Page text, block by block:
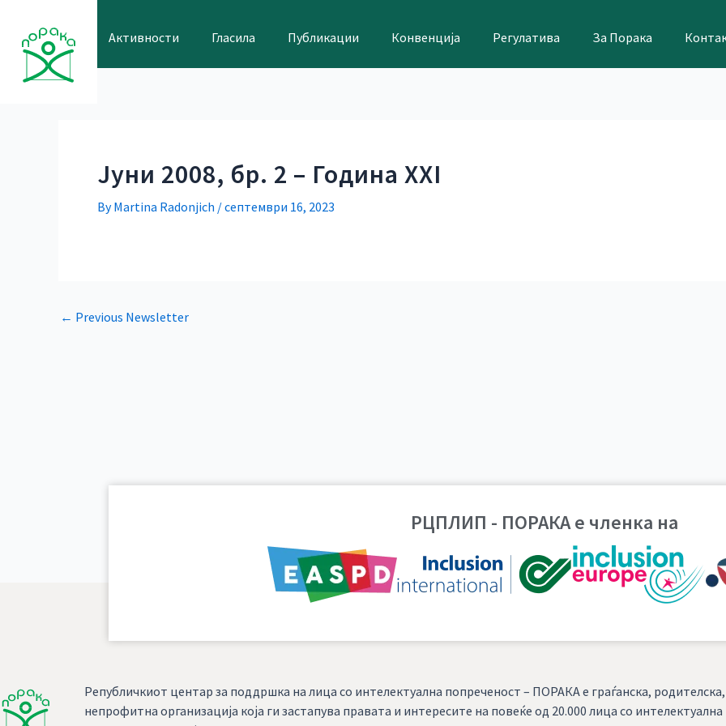
content
Активности Гласила Публикации Конвенција Регулатива За Порака
Јуни 2008, бр. 2 – Година XXI
ByMartina Radonjich /септември 16, 2023
navigation
← Previous Newsletter
РЦПЛИП - ПОРАКА е членка на
Републичкиот центар за поддршка на лица со интелектуална попреченост – ПОРАКА е граѓанска,
непрофитна организација која ги застапува правата и интересите на повеќе од 20.000 лица со